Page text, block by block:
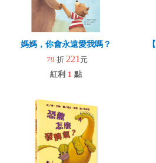
媽媽，你會永遠愛我嗎？
79 折 221 元
紅利 1 點